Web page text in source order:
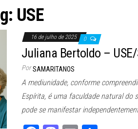
USE
16 de julho de 2025 0
Juliana Bertoldo –
Por SAMARITANOS
A mediunidade, conforme
Espírita, é uma faculdade natural do
pode se manifestar